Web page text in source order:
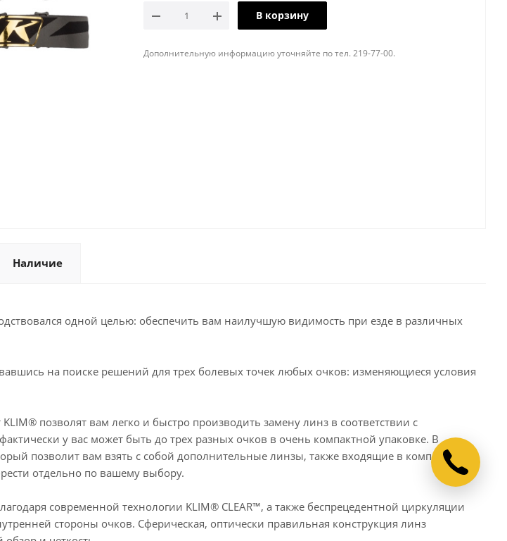
В корзину
Дополнительную информацию уточняйте по тел. 219-77-00.
Наличие
одной целью: обеспечить вам наилучшую видимость при езде в различных
на поиске решений для трех болевых точек любых очков: изменяющиеся условия
позволят вам легко и быстро производить замену линз в соответствии с
у вас может быть до трех разных очков в очень компактной упаковке. В
позволит вам взять с собой дополнительные линзы, также входящие в комплект, или
отдельно по вашему выбору.
современной технологии KLIM® CLEAR™, а также беспрецедентной циркуляции
стороны очков. Сферическая, оптически правильная конструкция линз